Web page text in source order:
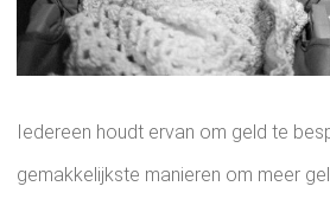
Iedereen houdt ervan om geld te
gemakkelijkste manieren om meer